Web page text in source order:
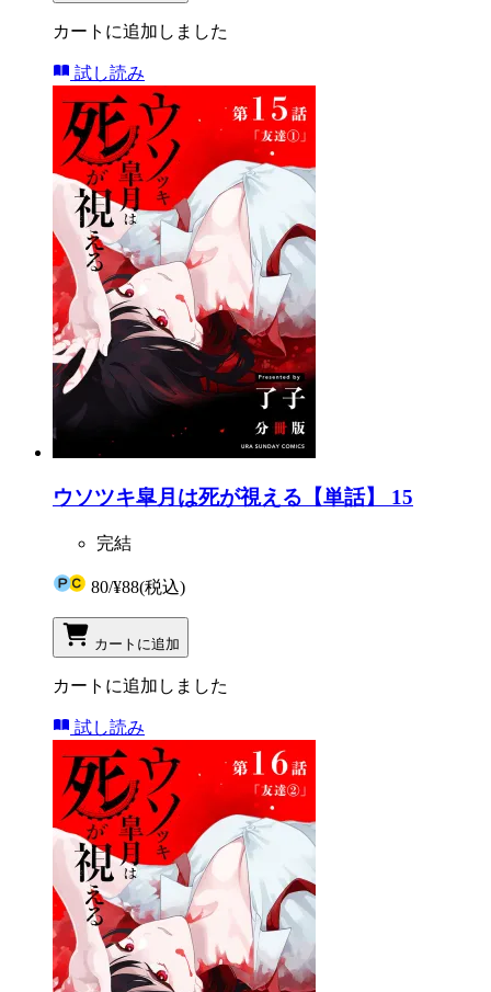
カートに追加しました
試し読み
ウソツキ皐月は死が視える【単話】 15
完結
80/¥88(税込)
カートに追加
カートに追加しました
試し読み